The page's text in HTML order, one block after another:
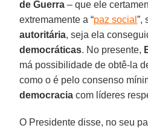
de Guerra – que ele
extremamente a “paz social”,
autoritária, seja ela
democráticas. No presente,
má possibilidade de obtê-la
como o é pelo consenso
democracia com líderes
O Presidente disse, no seu